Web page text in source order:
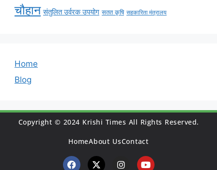
चौहान संतुलित उर्वरक उपयोग सतत कृषि सहकारिता मंत्रालय
Home
Blog
Copyright © 2024 Krishi Times All Rights Reserved.
HomeAbout UsContact